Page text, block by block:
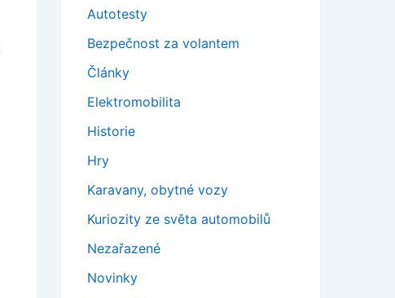
Autotesty
Bezpečnost za volantem
Články
Elektromobilita
Historie
Hry
Karavany, obytné vozy
Kuriozity ze světa automobilů
Nezařazené
Novinky